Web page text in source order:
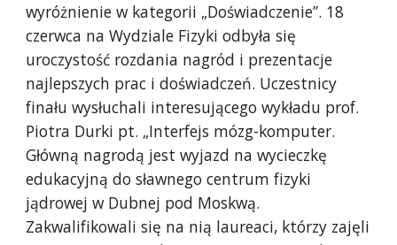
wyróżnienie w kategorii „Doświadczenie”. 18
czerwca na Wydziale Fizyki odbyła się
uroczystość rozdania nagród i prezentacje
najlepszych prac i doświadczeń. Uczestnicy
finału wysłuchali interesującego wykładu prof.
Piotra Durki pt. „Interfejs mózg-komputer.
Główną nagrodą jest wyjazd na wycieczkę
edukacyjną do sławnego centrum fizyki
jądrowej w Dubnej pod Moskwą.
Zakwalifikowali się na nią laureaci, którzy zajęli